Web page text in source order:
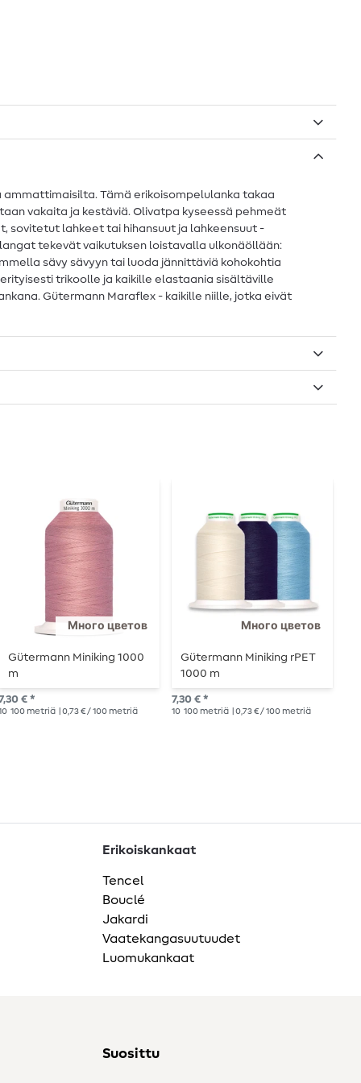
Tämä erikoisompelulanka takaa
vakaita ja kestäviä. Olivatpa kyseessä pehmeät
sovitetut lahkeet tai hihansuut ja lahkeensuut -
tekevät vaikutuksen loistavalla ulkonäöllään:
sävy sävyyn tai luoda jännittäviä kohokohtia
trikoolle ja kaikille elastaania sisältäville
Gütermann Maraflex - kaikille niille, jotka eivät
Много цветов
Gütermann Miniking 1000
m
€ *
100 metriä | 0,73 € / 100 metriä
Много цветов
Gütermann Miniking rPET
1000 m
7,30 € *
10 100 metriä | 0,73 € / 100 metriä
Erikoiskankaat
Tencel
Bouclé
Jakardi
Vaatekangasuutuudet
Luomukankaat
Suosittu